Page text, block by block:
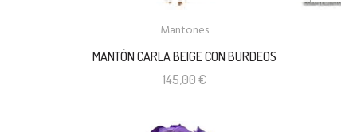
Mantones
MANTÓN CARLA BEIGE CON BURDEOS
145,00 €